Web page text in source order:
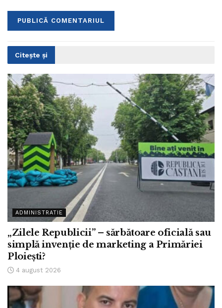
Citește și
ADMINISTRATIE
„Zilele Republicii” – sărbătoare oficială sau
simplă invenție de marketing a Primăriei
Ploiești?
4 august 2026